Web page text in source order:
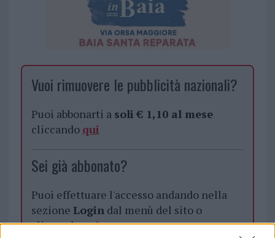
Vuoi rimuovere le pubblicità nazionali?
Puoi abbonarti a soli € 1,10 al mese
cliccando qui
Sei già abbonato?
Puoi effettuare l'accesso andando nella
sezione Logindal menù del sito o
cliccandoqui